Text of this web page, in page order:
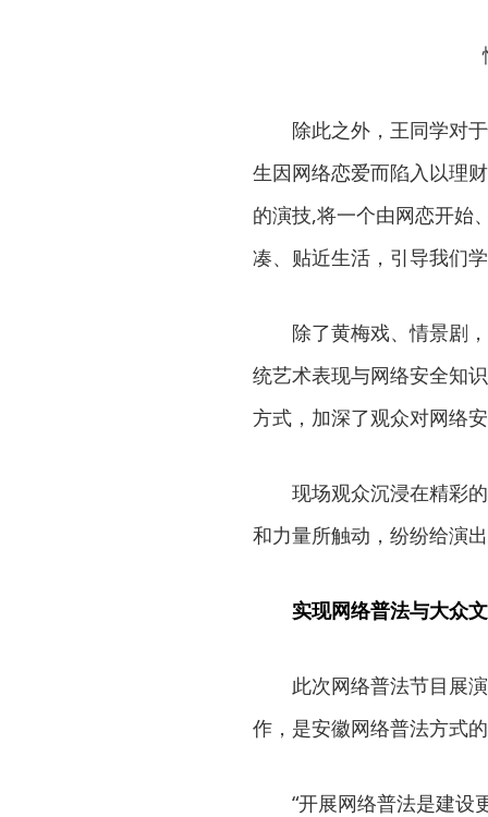
除此之外，王同学对
生因网络恋爱而陷入以理
的演技,将一个由网恋开始
凑、贴近生活，引导我们
除了黄梅戏、情景剧
统艺术表现与网络安全知
方式，加深了观众对网络
现场观众沉浸在精彩
和力量所触动，纷纷给演
实现网络普法与大众
此次网络普法节目展
作，是安徽网络普法方式
“开展网络普法是建设